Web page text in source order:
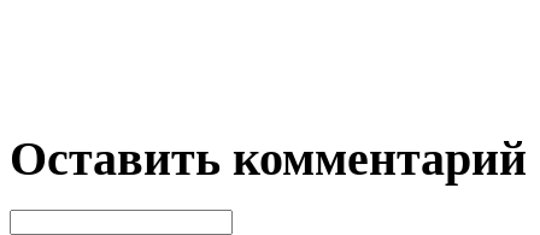
Оставить комментарий